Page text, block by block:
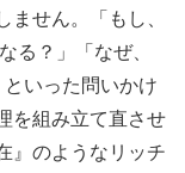
せん。「もし、
る？」「なぜ、
いった問いかけ
を組み立て直させ
』のようなリッチ